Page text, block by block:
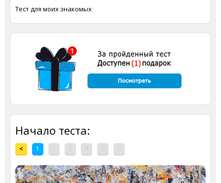
Тест для моих знакомых
Начало теста:
< 1